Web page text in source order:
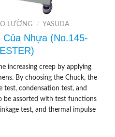
LƯỜNG / YASUDA
Nhựa (No.145-
increasing creep by applying
By choosing the Chuck, the
test, condensation test, and
be assorted with test functions
test, and thermal impulse